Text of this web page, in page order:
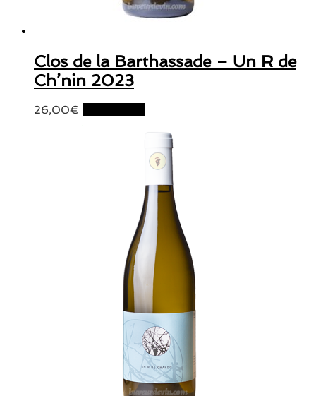
Clos de la Barthassade – Un R de
Ch’nin 2023
26,00€